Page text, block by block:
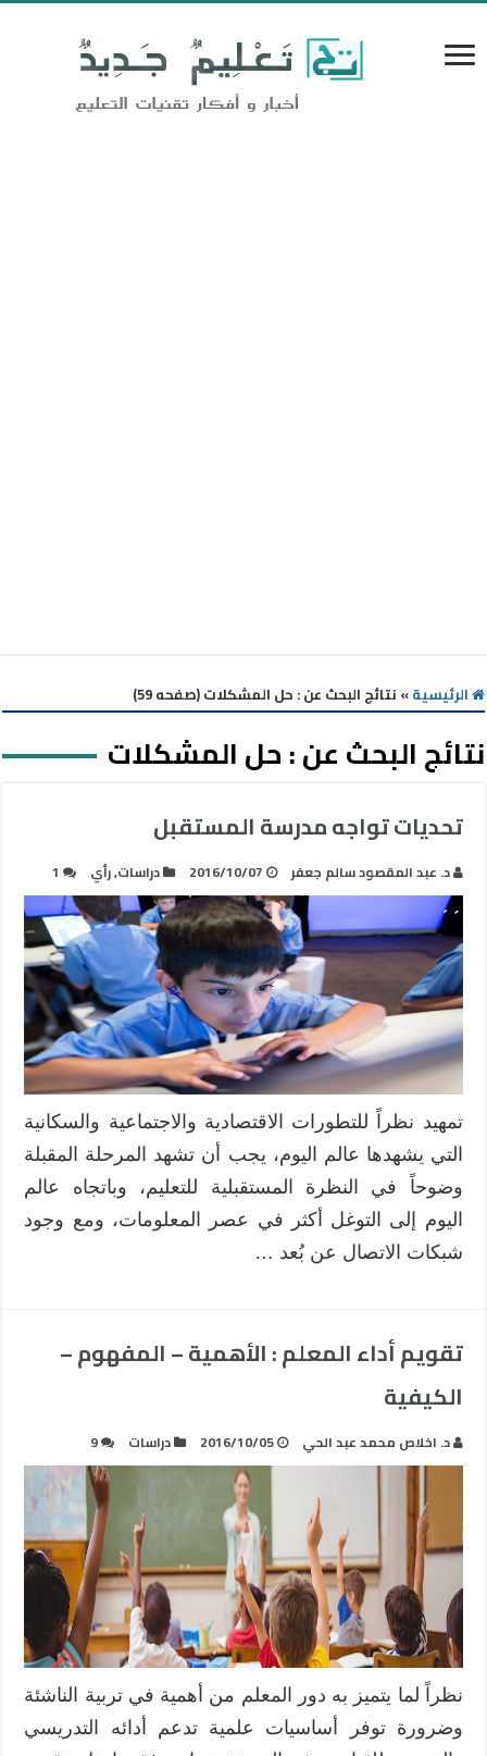
الرئيسية» نتائج البحث عن : حل المشكلات (صفحه 59)
نتائج البحث عن :حل المشكلات
تحديات تواجه مدرسة المستقبل
د. عبد المقصود سالم جعفر 2016/10/07 دراسات,رأي 1
تمهيد نظراً للتطورات الاقتصادية والاجتماعية والسكانية
التي يشهدها عالم اليوم، يجب أن تشهد المرحلة المقبلة
وضوحاً في النظرة المستقبلية للتعليم، وباتجاه عالم
اليوم إلى التوغل أكثر في عصر المعلومات، ومع وجود
شبكات الاتصال عن بُعد …
تقويم أداء المعلم : الأهمية – المفهوم –
الكيفية
د. اخلاص محمد عبد الحي 2016/10/05 دراسات 9
نظراً لما يتميز به دور المعلم من أهمية في تربية الناشئة
وضرورة توفر أساسيات علمية تدعم أدائه التدريسي